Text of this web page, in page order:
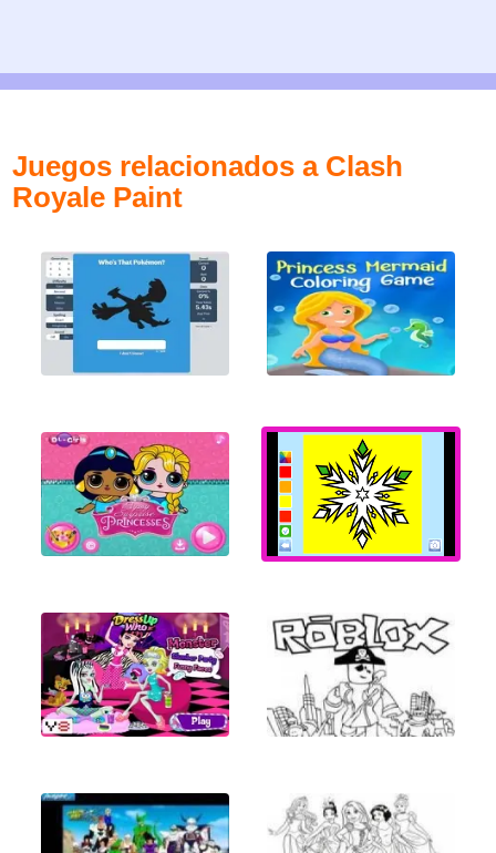
Juegos relacionados a Clash
Royale Paint